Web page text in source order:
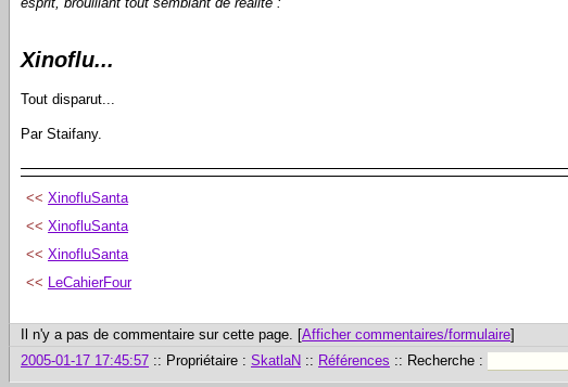
Xinoflu...
Tout disparut...
Par Staifany.
<< XinofluSanta
<< XinofluSanta
<< XinofluSanta
<< LeCahierFour
Il n'y a pas de commentaire sur cette page. [Afficher commentaires/formulaire]
2005-01-17 17:45:57 :: Propriétaire : SkatlaN :: Références :: Recherche :